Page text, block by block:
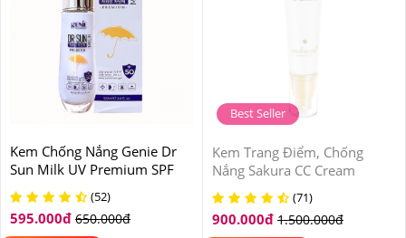
Kem Chống Nắng Genie Dr
Sun Milk UV Premium SPF
50 PA+++ Hàn Quốc
(52)
595.000đ 650.000đ
Best Seller
Kem Trang Điểm, Chống
Nắng Sakura CC Cream
Flawless Control Base
SPF50+ PA++++
(71)
900.000đ 1.500.000đ